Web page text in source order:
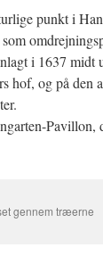
punkt i
i 1637 midt
hof, og på den
Pavillon,
gennem træerne